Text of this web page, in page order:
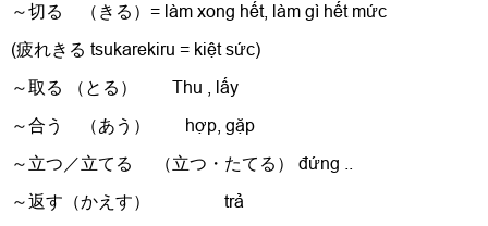
～切る （きる）= làm xong hết, làm gì hết mức
(疲れきる tsukarekiru = kiệt sức)
～取る （とる） Thu , lấy
～合う （あう） hợp, gặp
～立つ／立てる （立つ・たてる） đứng ..
～返す（かえす） trả